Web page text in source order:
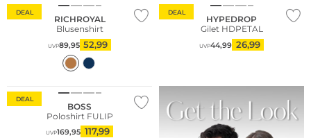
DEAL
RICHROYAL
Blusenshirt
UVP89,95 52,99
DEAL
HYPEDROP
Gilet HDPETAL
UVP44,99 26,99
DEAL
BOSS
Poloshirt FULIP
UVP169,95 117,99